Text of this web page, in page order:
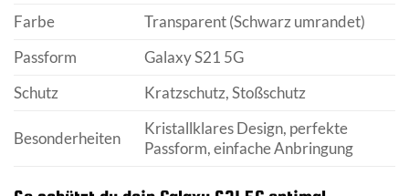
Farbe
Transparent (Schwarz umrandet)
Passform
Galaxy S21 5G
Schutz
Kratzschutz, Stoßschutz
Besonderheiten
Kristallklares Design, perfekte
Passform, einfache Anbringung